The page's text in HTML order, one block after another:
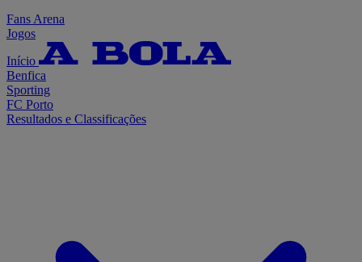
Fans Arena
Jogos
Início
Benfica
Sporting
FC Porto
Resultados e Classificações